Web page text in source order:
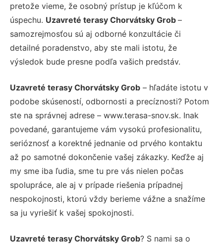
pretože vieme, že osobný prístup je kľúčom k
úspechu. Uzavreté terasy Chorvátsky Grob –
samozrejmosťou sú aj odborné konzultácie či
detailné poradenstvo, aby ste mali istotu, že
výsledok bude presne podľa vašich predstáv.
Uzavreté terasy Chorvátsky Grob – hľadáte istotu v
podobe skúseností, odbornosti a precíznosti? Potom
ste na správnej adrese – www.terasa-snov.sk. Inak
povedané, garantujeme vám vysokú profesionalitu,
serióznosť a korektné jednanie od prvého kontaktu
až po samotné dokončenie vašej zákazky. Keďže aj
my sme iba ľudia, sme tu pre vás nielen počas
spolupráce, ale aj v prípade riešenia prípadnej
nespokojnosti, ktorú vždy berieme vážne a snažíme
sa ju vyriešiť k vašej spokojnosti.
Uzavreté terasy Chorvátsky Grob? S nami sa o